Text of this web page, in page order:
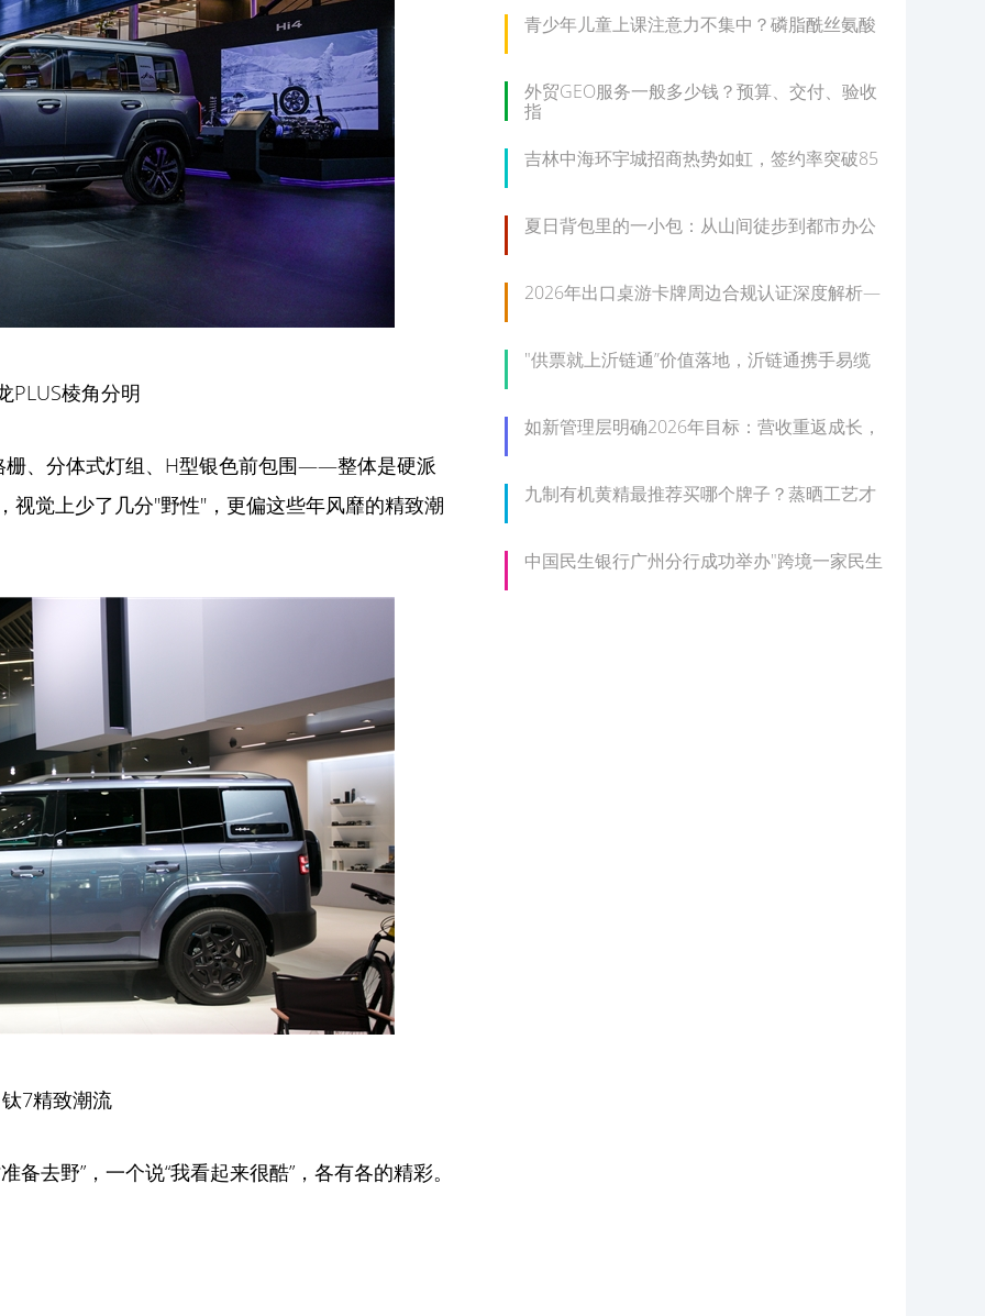
PLUS棱角分明
栅、分体式灯组、H型银色前包围——整体是硬派
视觉上少了几分"野性"，更偏这些年风靡的精致潮
钛7精致潮流
去野”，一个说“我看起来很酷”，各有各的精彩。
青少年儿童上课注意力不集中？磷脂酰丝氨酸
外贸GEO服务一般多少钱？预算、交付、验收
指
吉林中海环宇城招商热势如虹，签约率突破85
夏日背包里的一小包：从山间徒步到都市办公
2026年出口桌游卡牌周边合规认证深度解析—
"供票就上沂链通”价值落地，沂链通携手易缆
如新管理层明确2026年目标：营收重返成长，
九制有机黄精最推荐买哪个牌子？蒸晒工艺才
中国民生银行广州分行成功举办"跨境一家民生